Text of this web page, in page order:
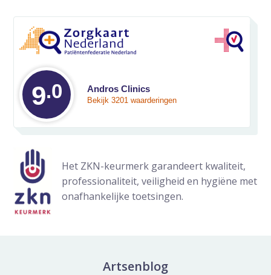
Het ZKN-keurmerk garandeert kwaliteit,
professionaliteit, veiligheid en hygiëne met
onafhankelijke toetsingen.
Gemiddelde
9.0 Andros Clinics
Bekijk 3201 waarderingen
Artsenblog